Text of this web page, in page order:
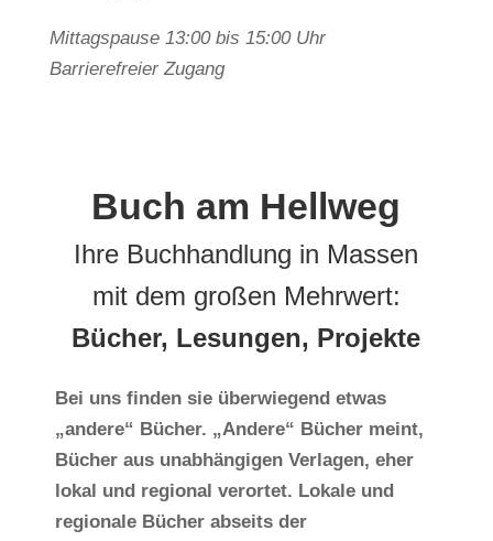
Mittagspause 13:00 bis 15:00 Uhr
Barrierefreier Zugang
Buch am Hellweg
Ihre Buchhandlung in Massen
mit dem großen Mehrwert:
Bücher, Lesungen, Projekte
Bei uns finden sie überwiegend etwas
„andere“ Bücher. „Andere“ Bücher meint,
Bücher aus unabhängigen Verlagen, eher
lokal und regional verortet. Lokale und
regionale Bücher abseits der